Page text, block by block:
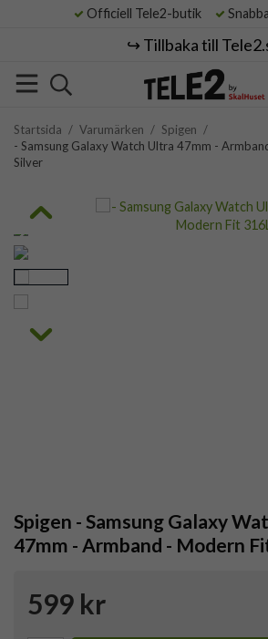
Officiell Tele2-butik
↪️ Tillbaka till
Startsida / Varumärken / Spigen /
- Samsung Galaxy Watch Ultra 47mm -
Silver
Spigen - Samsung Galaxy
47mm - Armband - Modern
599 kr